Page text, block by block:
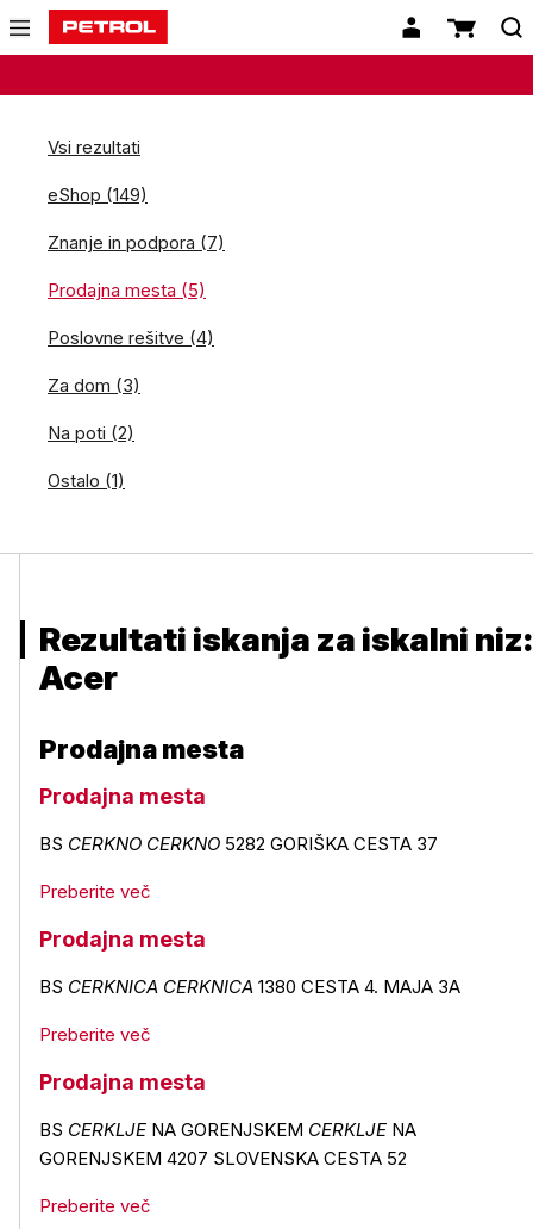
Vsi rezultati
eShop (149)
Znanje in podpora (7)
Prodajna mesta (5)
Poslovne rešitve (4)
Za dom (3)
Na poti (2)
Ostalo (1)
Rezultati iskanja za iskalni niz:
Acer
Prodajna mesta
Prodajna mesta
BS CERKNO CERKNO 5282 GORIŠKA CESTA 37
Preberite več
Prodajna mesta
BS CERKNICA CERKNICA 1380 CESTA 4. MAJA 3A
Preberite več
Prodajna mesta
BS CERKLJE NA GORENJSKEM CERKLJE NA
GORENJSKEM 4207 SLOVENSKA CESTA 52
Preberite več